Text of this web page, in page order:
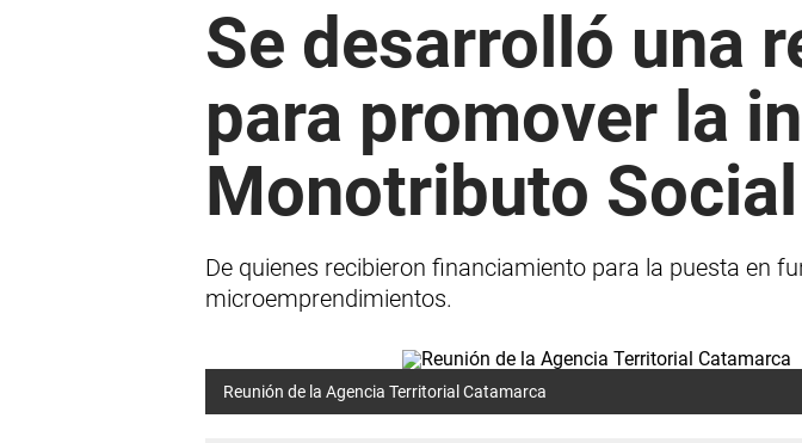
Se desarrolló una
para promover la
Monotributo Social
De quienes recibieron financiamiento para la puesta en
microemprendimientos.
Reunión de la Agencia Territorial Catamarca